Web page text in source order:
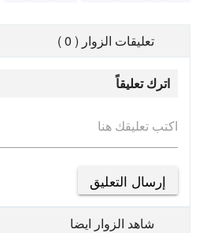
تعليقات الزوار ( 0 )
اترك تعليقاً
اكتب تعليقك هنا
شاهد الزوار ايضا